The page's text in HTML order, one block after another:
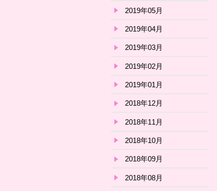
2019年05月
2019年04月
2019年03月
2019年02月
2019年01月
2018年12月
2018年11月
2018年10月
2018年09月
2018年08月